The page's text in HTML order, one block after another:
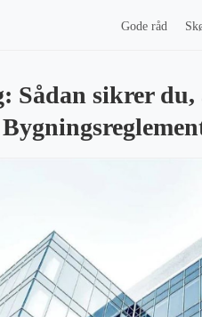
Gode råd
Sådan sikrer